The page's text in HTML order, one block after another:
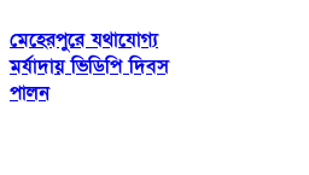
মেহেরপুরে যথাযোগ্য
মর্যাদায় ভিডিপি দিবস
পালন